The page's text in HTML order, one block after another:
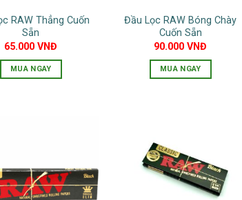
RAW Thẳng Cuốn
Sẵn
65.000VNĐ
MUA NGAY
Đầu Lọc RAW Bóng Chày
Cuốn Sẵn
90.000VNĐ
MUA NGAY